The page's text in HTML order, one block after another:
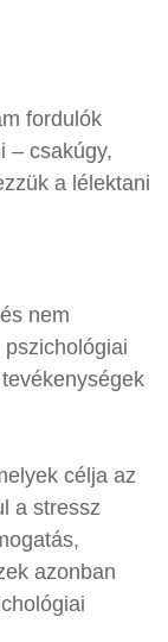
fordulók
– csakúgy,
a lélektani
nem
célja az
a stressz
azonban